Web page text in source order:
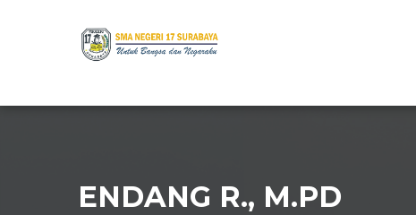
ENDANG R., M.PD